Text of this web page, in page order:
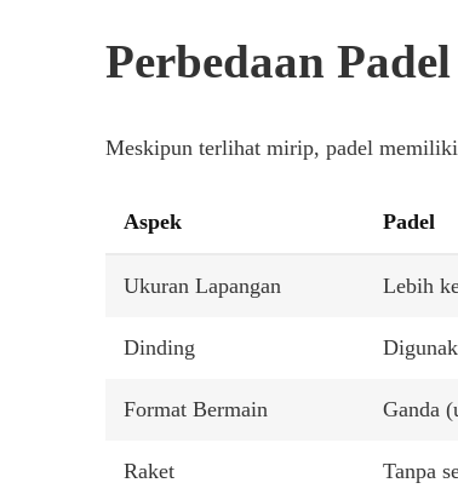
Perbedaan
Meskipun terlihat mirip, padel
Aspek Padel
Ukuran Lapangan Lebih
Dinding
Format Bermain Ganda
Raket Tanpa